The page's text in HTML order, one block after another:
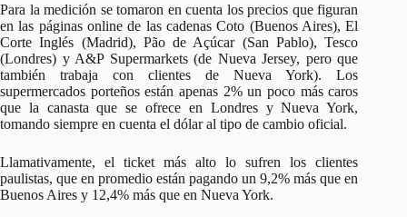
Para la medición se tomaron en cuenta los precios que figuran
en las páginas online de las cadenas Coto (Buenos Aires), El
Corte Inglés (Madrid), Pão de Açúcar (San Pablo), Tesco
(Londres) y A&P Supermarkets (de Nueva Jersey, pero que
también trabaja con clientes de Nueva York). Los
supermercados porteños están apenas 2% un poco más caros
que la canasta que se ofrece en Londres y Nueva York,
tomando siempre en cuenta el dólar al tipo de cambio oficial.
Llamativamente, el ticket más alto lo sufren los clientes
paulistas, que en promedio están pagando un 9,2% más que en
Buenos Aires y 12,4% más que en Nueva York.